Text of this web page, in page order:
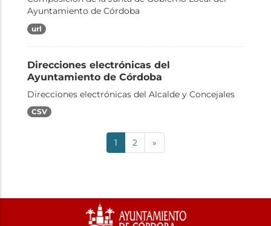
Ayuntamiento de Córdoba
url
Direcciones electrónicas del
Ayuntamiento de Córdoba
Direcciones electrónicas del Alcalde y Concejales
CSV
1 2 »